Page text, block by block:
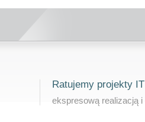
Ratujemy projekty IT
ekspresową realizacją i